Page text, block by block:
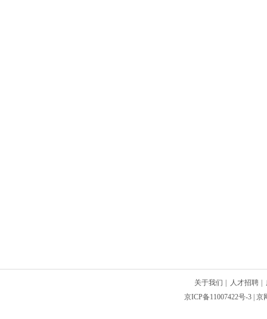
关于我们 人才招聘
京ICP备11007422号-3 |